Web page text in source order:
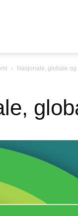
Nasjonale, globale